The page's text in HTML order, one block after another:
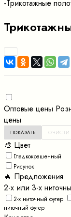
-Трикотажные
Оптовые цены
цены
🎨 Цвет
Гладкокрашенный
Рисунок
🔥 Предложения
2-х или 3-х
2-х ниточный футер
ниточный футер